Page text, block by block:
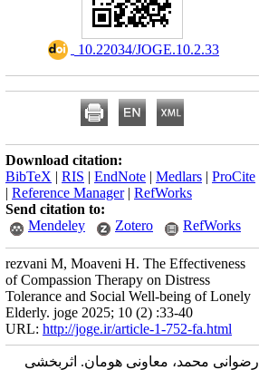
‎ 10.22034/JOGE.10.2.33
Download citation:
BibTeX | RIS | EndNote | Medlars | ProCite
| Reference Manager| RefWorks
Send citation to:
Mendeley
Zotero RefWorks
rezvani M, Moaveni H. The Effectiveness
of Compassion Therapy on Distress
Tolerance and Social Well-being of Lonely
Elderly. joge 2025; 10 (2) :33-40
URL: http://joge.ir/article-1-752-fa.html
رضوانی محمد، معاونی هومان. اثربخشی